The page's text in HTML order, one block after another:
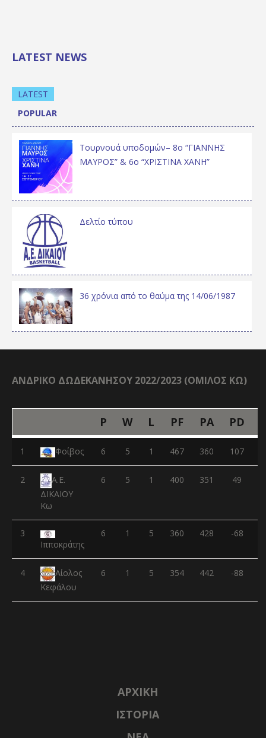
LATEST NEWS
LATEST
POPULAR
Τουρνουά υποδομών– 8ο “ΓΙΑΝΝΗΣ
ΜΑΥΡΟΣ” & 6ο “ΧΡΙΣΤΙΝΑ ΧΑΝΗ”
Δελτίο τύπου
36 χρόνια από το θαύμα της 14/06/1987
ΑΝΔΡΙΚΟ ΔΩΔΕΚΑΝΗΣΟΥ 2022/2023 (ΟΜΙΛΟΣ ΚΩ)
P W L PF PA PD
1 Φοίβος 6 5 1 467 360 107
2
Α.Ε.
ΔΙΚΑΙΟΥ
Κω
6 5 1 400 351 49
3
Ιπποκράτης
6 1 5 360 428 -68
4
Αίολος
Κεφάλου
6 1 5 354 442 -88
ΑΡΧΙΚΉ
ΙΣΤΟΡΊΑ